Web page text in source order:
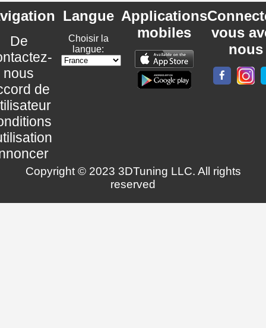
De
nous
de
Langue
Choisir la
langue:
Applications
mobiles
vous
nous
Copyright © 2023 3DTuning LLC. All rights
reserved